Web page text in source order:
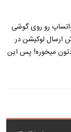
واتساپ رو روی گوشی
ارسال لوکیشن در
میخوره! پس این